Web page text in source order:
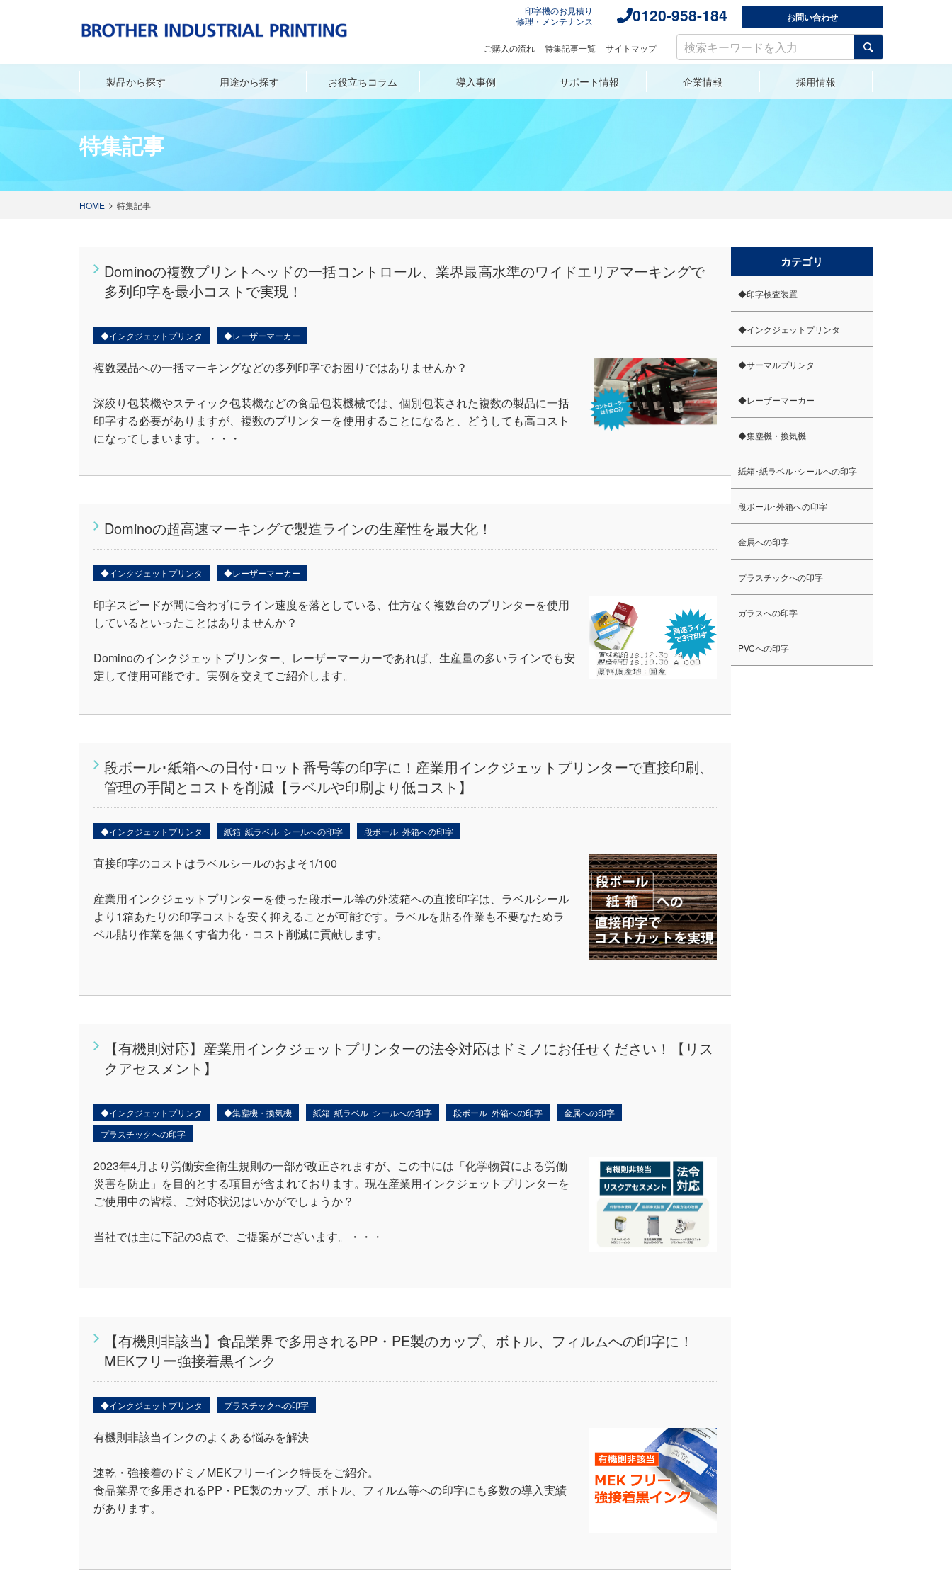
サ
イ
ト
内
索:
ご購入の流れ 特集記事一覧 サイトマップ
印字機のお見積り
修理・メンテナンス
0120-958-184 お問い合わせ
製品から探す 用途から探す お役立ちコラム 導入事例 サポート情報 企業情報 採用情報
特集記事
HOME 特集記事
Dominoの複数プリントヘッドの一括コントロール、業界最高水準のワイドエリアマーキングで
多列印字を最小コストで実現！
◆インクジェットプリンタ ◆レーザーマーカー
複数製品への一括マーキングなどの多列印字でお困りではありませんか？
深絞り包装機やスティック包装機などの食品包装機械では、個別包装された複数の製品に一括
印字する必要がありますが、複数のプリンターを使用することになると、どうしても高コスト
になってしまいます。・・・
Dominoの超高速マーキングで製造ラインの生産性を最大化！
◆インクジェットプリンタ ◆レーザーマーカー
印字スピードが間に合わずにライン速度を落としている、仕方なく複数台のプリンターを使用
しているといったことはありませんか？
Dominoのインクジェットプリンター、レーザーマーカーであれば、生産量の多いラインでも安
定して使用可能です。実例を交えてご紹介します。
段ボール･紙箱への日付･ロット番号等の印字に！産業用インクジェットプリンターで直接印刷、
管理の手間とコストを削減【ラベルや印刷より低コスト】
◆インクジェットプリンタ 紙箱･紙ラベル･シールへの印字 段ボール･外箱への印字
直接印字のコストはラベルシールのおよそ1/100
産業用インクジェットプリンターを使った段ボール等の外装箱への直接印字は、ラベルシール
より1箱あたりの印字コストを安く抑えることが可能です。ラベルを貼る作業も不要なためラ
ベル貼り作業を無くす省力化・コスト削減に貢献します。
【有機則対応】産業用インクジェットプリンターの法令対応はドミノにお任せください！【リス
クアセスメント】
◆インクジェットプリンタ ◆集塵機・換気機 紙箱･紙ラベル･シールへの印字 段ボール･外箱への印字
金属への印字
プラスチックへの印字
2023年4月より労働安全衛生規則の一部が改正されますが、この中には「化学物質による労働
災害を防止」を目的とする項目が含まれております。現在産業用インクジェットプリンターを
ご使用中の皆様、ご対応状況はいかがでしょうか？
当社では主に下記の3点で、ご提案がございます。・・・
【有機則非該当】食品業界で多用されるPP・PE製のカップ、ボトル、フィルムへの印字に！
MEKフリー強接着黒インク
◆インクジェットプリンタ プラスチックへの印字
有機則非該当インクのよくある悩みを解決
速乾・強接着のドミノMEKフリーインク特長をご紹介。
食品業界で多用されるPP・PE製のカップ、ボトル、フィルム等への印字にも多数の導入実績
があります。
カテゴリ
◆印字検査装置
◆インクジェットプリンタ
◆サーマルプリンタ
◆レーザーマーカー
◆集塵機・換気機
紙箱･紙ラベル･シールへの印字
段ボール･外箱への印字
金属への印字
プラスチックへの印字
ガラスへの印字
PVCへの印字